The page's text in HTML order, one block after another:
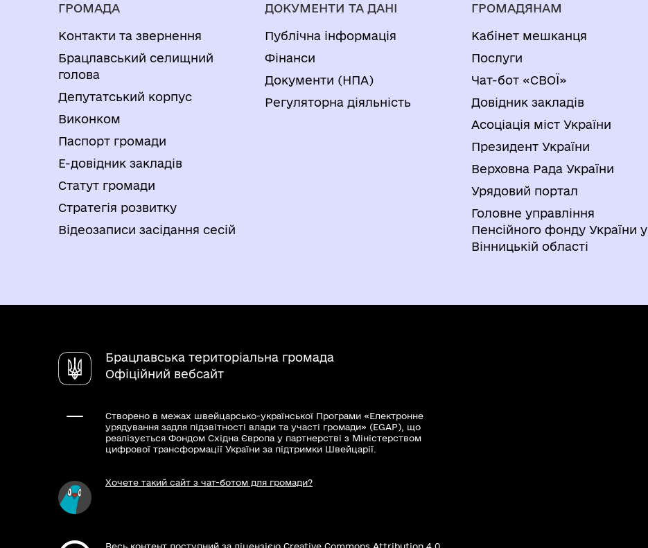
ГРОМАДА
Контакти та звернення
Брацлавський селищний
голова
Депутатський корпус
Виконком
Паспорт громади
Е-довідник закладів
Статут громади
Стратегія розвитку
Відеозаписи засідання сесій
ДОКУМЕНТИ ТА ДАНІ
Публічна інформація
Фінанси
Документи (НПА)
Регуляторна діяльність
ГРОМАДЯНАМ
Кабінет мешканця
Послуги
Чат-бот «СВОЇ»
Довідник закладів
Асоціація міст України
Президент України
Верховна Рада України
Урядовий портал
Головне управління
Пенсійного фонду України у
Вінницькій області
Брацлавська територіальна громада
Офіційний вебсайт
Створено в межах швейцарсько-української Програми «Електронне
урядування задля підзвітності влади та участі громади» (EGAP), що
реалізується Фондом Східна Європа у партнерстві з Міністерством
цифрової трансформації України за підтримки Швейцарії.
Хочете такий сайт з чат-ботом для громади?
Весь контент доступний за ліцензією Creative Commons Attribution 4.0